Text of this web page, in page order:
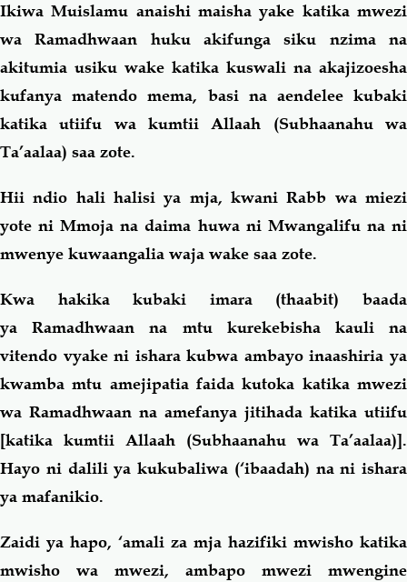
Ikiwa Muislamu anaishi maisha yake katika mwezi
wa Ramadhwaan huku akifunga siku nzima na
akitumia usiku wake katika kuswali na akajizoesha
kufanya matendo mema, basi na aendelee kubaki
katika utiifu wa kumtii Allaah (Subhaanahu wa
Ta’aalaa) saa zote.
Hii ndio hali halisi ya mja, kwani Rabb wa miezi
yote ni Mmoja na daima huwa ni Mwangalifu na ni
mwenye kuwaangalia waja wake saa zote.
Kwa hakika kubaki imara (thaabit) baada
ya Ramadhwaan na mtu kurekebisha kauli na
vitendo vyake ni ishara kubwa ambayo inaashiria ya
kwamba mtu amejipatia faida kutoka katika mwezi
wa Ramadhwaan na amefanya jitihada katika utiifu
[katika kumtii Allaah (Subhaanahu wa Ta’aalaa)].
Hayo ni dalili ya kukubaliwa (‘ibaadah) na ni ishara
ya mafanikio.
Zaidi ya hapo, ‘amali za mja hazifiki mwisho katika
mwisho wa mwezi, ambapo mwezi mwengine